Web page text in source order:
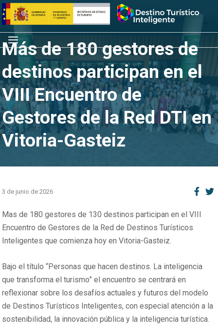
Saltar
al
contenido
Inicio
Menú
Más de 180 gestores de
destinos participan en el
VIII Encuentro de
Gestores de la Red DTI en
Vitoria-Gasteiz
3 de junio de 2026
Mas de 180 gestores de 130 destinos participan en el VIII
Encuentro de Gestores de la Red de Destinos Turísticos
Inteligentes que comienza hoy en Vitoria-Gasteiz.
Bajo el título “Personas que hacen destinos. La inteligencia
que transforma el turismo” el encuentro se centrará en
reflexionar sobre los desafíos actuales y futuros del modelo
de Destinos Turísticos Inteligentes, con especial atención a la
sostenibilidad, la innovación pública y la inteligencia turística.